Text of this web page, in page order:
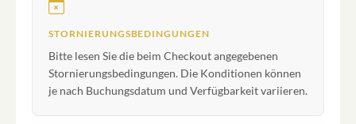
STORNIERUNGSBEDINGUNGEN
Bitte lesen Sie die beim Checkout angegebenen
Stornierungsbedingungen. Die Konditionen können
je nach Buchungsdatum und Verfügbarkeit variieren.